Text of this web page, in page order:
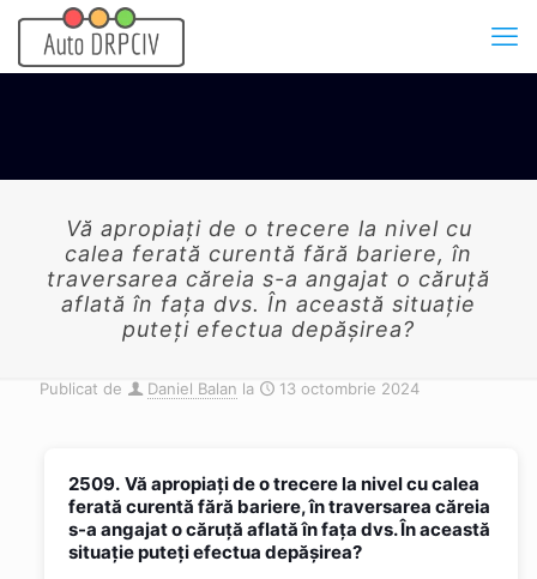
Vă apropiaţi de o trecere la nivel cu
calea ferată curentă fără bariere, în
traversarea căreia s-a angajat o căruţă
aflată în faţa dvs. În această situaţie
puteţi efectua depăşirea?
Publicat de Daniel Balan la 13 octombrie 2024
2509. Vă apropiaţi de o trecere la nivel cu calea
ferată curentă fără bariere, în traversarea căreia
s-a angajat o căruţă aflată în faţa dvs. În această
situaţie puteţi efectua depăşirea?